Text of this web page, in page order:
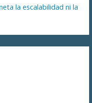
la escalabilidad ni la